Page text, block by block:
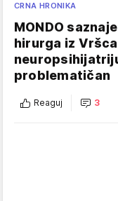
CRNA HRONIKA
MONDO
hirurga iz
problematičan
Reaguj 3